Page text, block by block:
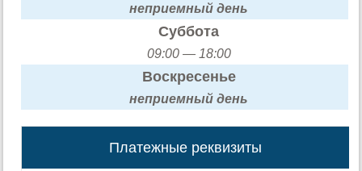
неприемный день
Суббота
09:00 — 18:00
Воскресенье
неприемный день
Платежные реквизиты